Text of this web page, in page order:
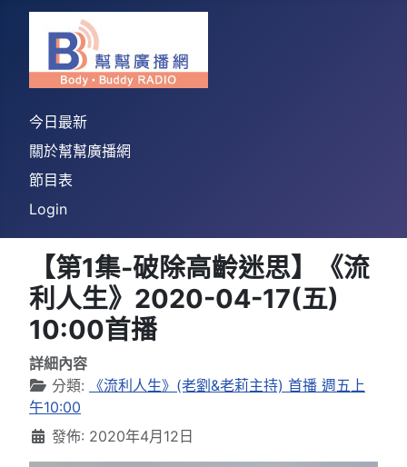
今日最新
關於幫幫廣播網
節目表
Login
【第1集-破除高齡迷思】《流
利人生》2020-04-17(五)
10:00首播
詳細內容
分類:
《流利人生》(老劉&老莉主持) 首播 週五上
午10:00
發佈: 2020年4月12日